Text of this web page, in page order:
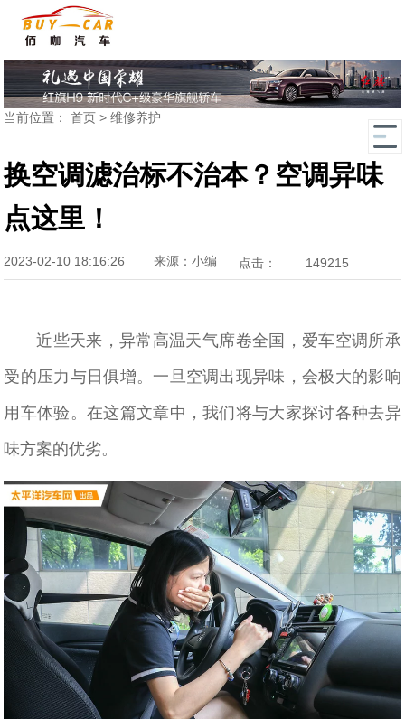
当前位置：首页 >维修养护
换空调滤治标不治本？空调异味
点这里！
2023-02-10 18:16:26 来源：小编 点击： 149215
近些天来，异常高温天气席卷全国，爱车空调所承
受的压力与日俱增。一旦空调出现异味，会极大的影响
用车体验。在这篇文章中，我们将与大家探讨各种去异
味方案的优劣。